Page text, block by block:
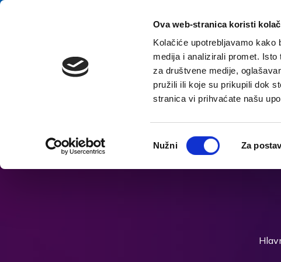
Ova web-stranica koristi
Kolačiće upotrebljavamo kako
medija i analizirali promet.
za društvene medije,
pružili ili koje su prikupili dok
stranica vi prihvaćate našu
pristanka
Nužni Za
Preskočiť na obsah